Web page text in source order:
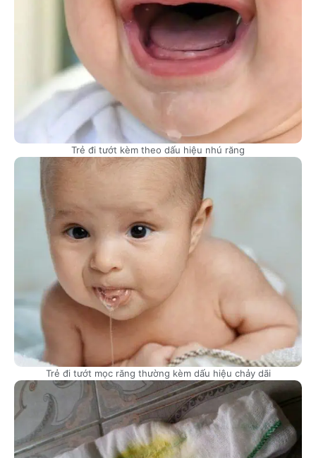
Trẻ đi tướt kèm theo dấu hiệu nhú răng
Trẻ đi tướt mọc răng thường kèm dấu hiệu chảy dãi